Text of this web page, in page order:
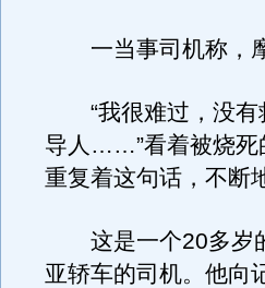
一当事司机称，摩
“我很难过，没有
导人……”看着被烧死
重复着这句话，不断
这是一个20多岁的
亚轿车的司机。他向